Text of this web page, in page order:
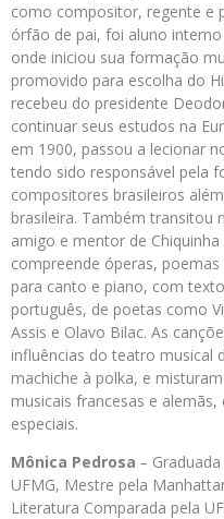
como compositor, regente e
órfão de pai, foi aluno
onde iniciou sua formação
promovido para escolha do
recebeu do presidente
continuar seus estudos na
em 1900, passou a lecionar
tendo sido responsável pela
compositores brasileiros
brasileira. Também transitou
amigo e mentor de
compreende óperas,
para canto e piano, com
português, de poetas como
Assis e Olavo Bilac. As
influências do teatro musical
machiche à polka, e
musicais francesas e
especiais.
Mônica Pedrosa –
UFMG, Mestre pela
Literatura Comparada pela